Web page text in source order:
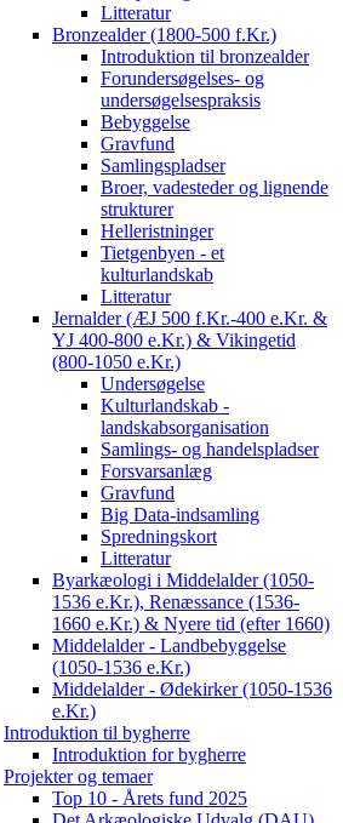
Litteratur
Bronzealder (1800-500 f.Kr.)
Introduktion til bronzealder
Forundersøgelses- og
undersøgelsespraksis
Bebyggelse
Gravfund
Samlingspladser
Broer, vadesteder og lignende
strukturer
Helleristninger
Tietgenbyen - et
kulturlandskab
Litteratur
Jernalder (ÆJ 500 f.Kr.-400 e.Kr. &
YJ 400-800 e.Kr.) & Vikingetid
(800-1050 e.Kr.)
Undersøgelse
Kulturlandskab -
landskabsorganisation
Samlings- og handelspladser
Forsvarsanlæg
Gravfund
Big Data-indsamling
Spredningskort
Litteratur
Byarkæologi i Middelalder (1050-
1536 e.Kr.), Renæssance (1536-
1660 e.Kr.) & Nyere tid (efter 1660)
Middelalder - Landbebyggelse
(1050-1536 e.Kr.)
Middelalder - Ødekirker (1050-1536
e.Kr.)
Introduktion til bygherre
Introduktion for bygherre
Projekter og temaer
Top 10 - Årets fund 2025